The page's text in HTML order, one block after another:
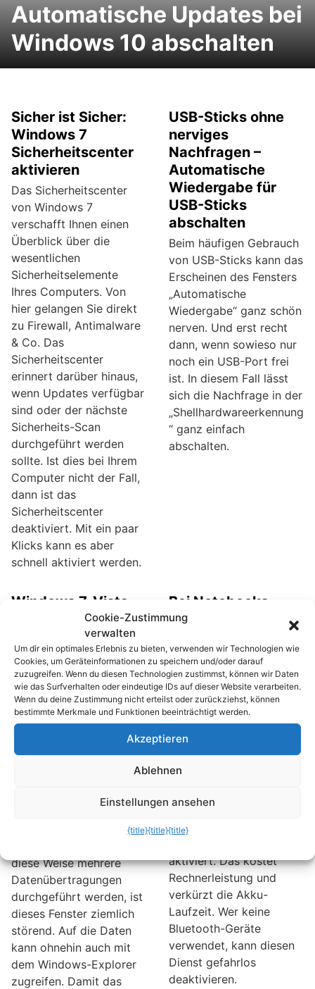
Automatische Updates bei
Windows 10 abschalten
Sicher ist Sicher:
Windows 7
Sicherheitscenter
aktivieren
Das Sicherheitscenter
von Windows 7
verschafft Ihnen einen
Überblick über die
wesentlichen
Sicherheitselemente
Ihres Computers. Von
hier gelangen Sie direkt
zu Firewall, Antimalware
& Co. Das
Sicherheitscenter
erinnert darüber hinaus,
wenn Updates verfügbar
sind oder der nächste
Sicherheits-Scan
durchgeführt werden
sollte. Ist dies bei Ihrem
Computer nicht der Fall,
dann ist das
Sicherheitscenter
deaktiviert. Mit ein paar
Klicks kann es aber
schnell aktiviert werden.
USB-Sticks ohne
nerviges
Nachfragen –
Automatische
Wiedergabe für
USB-Sticks
abschalten
Beim häufigen Gebrauch
von USB-Sticks kann das
Erscheinen des Fensters
„Automatische
Wiedergabe“ ganz schön
nerven. Und erst recht
dann, wenn sowieso nur
noch ein USB-Port frei
ist. In diesem Fall lässt
sich die Nachfrage in der
„Shellhardwareerkennung
“ ganz einfach
abschalten.
Windows 7, Vista
und XP: Bei der
Verwendung von
USB-Sticks die
„Automatische
Wiedergabe“
ausschalten
Jedes Mal wenn ein
USB-Stick eingesteckt,
wird, erscheint das
Wiedergabe“. Wenn im
diese Weise mehrere
Datenübertragungen
durchgeführt werden, ist
dieses Fenster ziemlich
störend. Auf die Daten
kann ohnehin auch mit
dem Windows-Explorer
zugreifen. Damit das
Bei Notebooks
WLAN oder den
abschalten
Viele Notebooks sind mit
WLAN und Bluetooth-
Unterstützung
ausgestattet. Meist wird
aber nur die WLAN-
Verbindung benötigt.
Das Serviceprogramm
Unterstützung wird aber
trotzdem bei jedem
aktiviert. Das kostet
Rechnerleistung und
verkürzt die Akku-
Laufzeit. Wer keine
Bluetooth-Geräte
verwendet, kann diesen
Dienst gefahrlos
deaktivieren.
Cookie-Zustimmung
verwalten
Um dir ein optimales Erlebnis zu bieten, verwenden wir Technologien wie
Cookies, um Geräteinformationen zu speichern und/oder darauf
zuzugreifen. Wenn du diesen Technologien zustimmst, können wir Daten
wie das Surfverhalten oder eindeutige IDs auf dieser Website verarbeiten.
Wenn du deine Zustimmung nicht erteilst oder zurückziehst, können
bestimmte Merkmale und Funktionen beeinträchtigt werden.
Akzeptieren
Ablehnen
Einstellungen ansehen
{title}{title}{title}